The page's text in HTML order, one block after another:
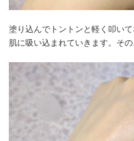
塗り込んでトントンと軽く叩い
肌に吸い込まれていきます。その